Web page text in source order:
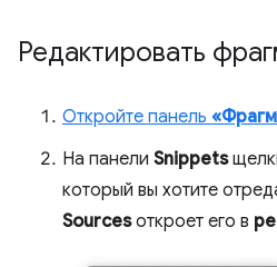
Редактировать
Откройте панель
На панели Snippets
который вы хотите
Sourcesоткроет его в